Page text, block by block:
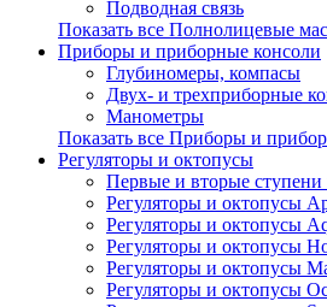
Подводная связь
Показать все Полнолицевые
Приборы и приборные консоли
Глубиномеры, компасы
Двух- и трехприборные
Манометры
Показать все Приборы и
Регуляторы и октопусы
Первые и вторые ступени
Регуляторы и октопусы
Регуляторы и октопусы
Регуляторы и октопусы
Регуляторы и октопусы
Регуляторы и октопусы